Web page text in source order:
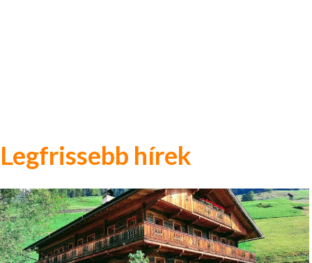
Legfrissebb hírek